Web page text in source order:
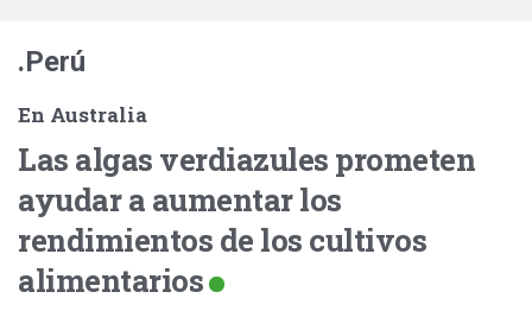
.Perú
En Australia
Las algas verdiazules prometen
ayudar a aumentar los
rendimientos de los cultivos
alimentarios